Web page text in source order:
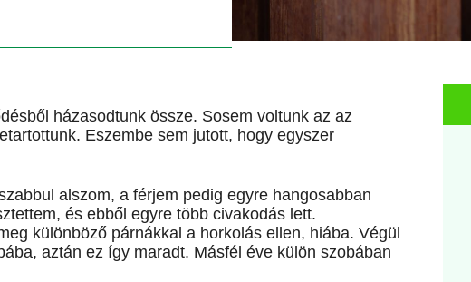
házasodtunk össze. Sosem voltunk az az
Eszembe sem jutott, hogy egyszer
alszom, a férjem pedig egyre hangosabban
és ebből egyre több civakodás lett.
különböző párnákkal a horkolás ellen, hiába. Végül
aztán ez így maradt. Másfél éve külön szobában